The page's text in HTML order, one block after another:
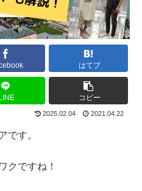
はてブ
コピー
2025.02.04 2021.04.22
です。
クですね！